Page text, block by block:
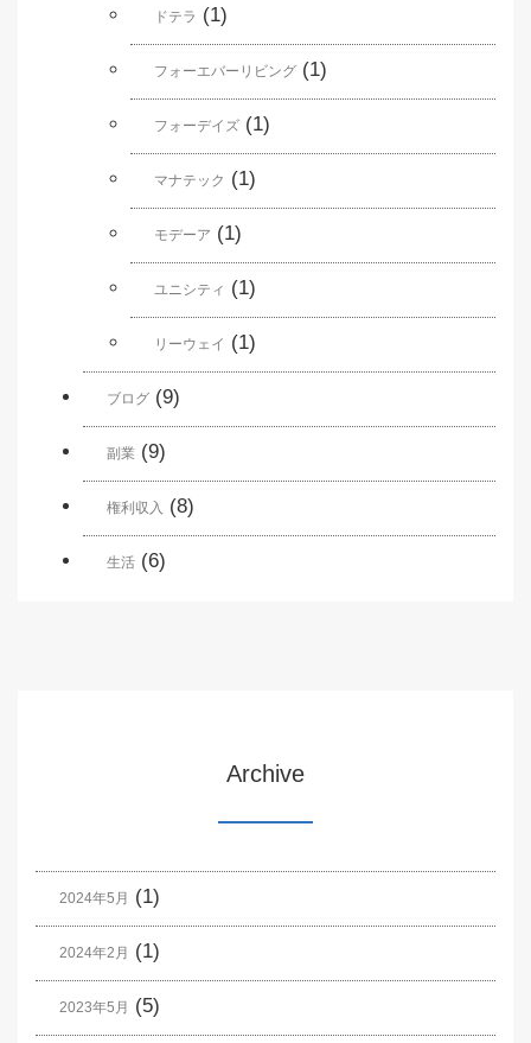
ドテラ (1)
フォーエバーリビング (1)
フォーデイズ (1)
マナテック (1)
モデーア (1)
ユニシティ (1)
リーウェイ (1)
ブログ (9)
副業 (9)
権利収入 (8)
生活 (6)
Archive
2024年5月 (1)
2024年2月 (1)
2023年5月 (5)